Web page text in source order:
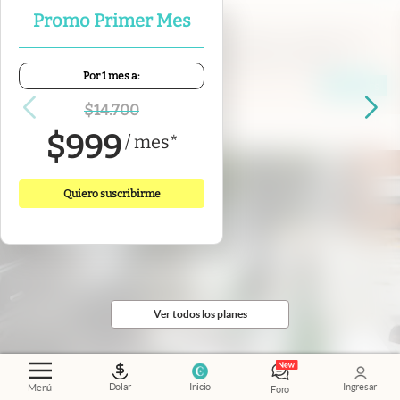
Menú Dolar Inicio Foro Ingresar
Promo Primer Mes
Por 1 mes a:
$14.700
$999/mes*
Quiero suscribirme
Ver todos los planes
acuerdo con Omán sobre el paso por Ormuz
Andrew EnglandyBita Ghaffari